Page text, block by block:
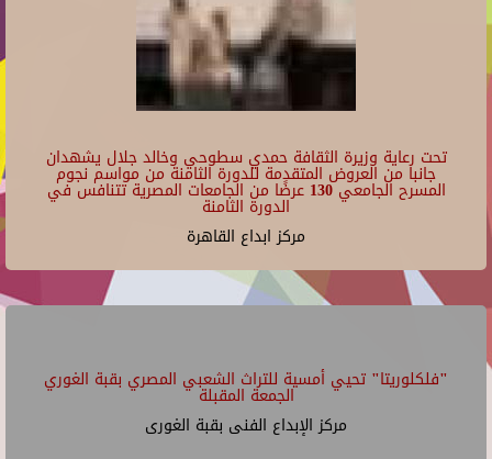
تحت رعاية وزيرة الثقافة حمدي سطوحي وخالد جلال يشهدان
جانبا من العروض المتقدمة للدورة الثامنة من مواسم نجوم
المسرح الجامعي 130 عرضًا من الجامعات المصرية تتنافس في
الدورة الثامنة
مركز ابداع القاهرة
"فلكلوريتا" تحيي أمسية للتراث الشعبي المصري بقبة الغوري
الجمعة المقبلة
مركز الإبداع الفنى بقبة الغورى